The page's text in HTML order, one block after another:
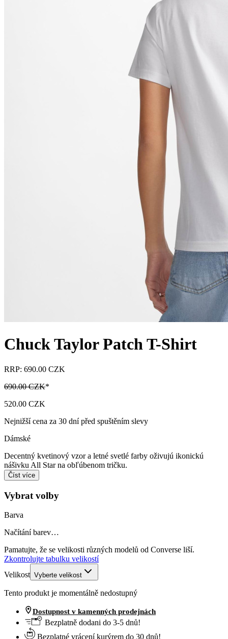
Chuck Taylor Patch T-Shirt
RRP: 690.00 CZK
690.00 CZK*
520.00 CZK
Nejnižší cena za 30 dní před spuštěním slevy
Dámské
Decentný kvetinový vzor a letné svetlé farby oživujú ikonickú
nášivku All Star na obľúbenom tričku.
Číst více
Vybrat volby
Barva
Načítání barev…
Pamatujte, že se velikosti různých modelů od Converse liší.
Zkontrolujte tabulku velikostí
Velikost Vyberte velikost
Tento produkt je momentálně nedostupný
Dostupnost v kamenných prodejnách
Bezplatně dodani do 3-5 dnů!
Bezplatné vrácení kurýrem do 30 dnů!